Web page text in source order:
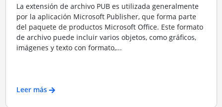
La extensión de archivo PUB es utilizada generalmente
por la aplicación Microsoft Publisher, que forma parte
del paquete de productos Microsoft Office. Este formato
de archivo puede incluir varios objetos, como gráficos,
imágenes y texto con formato,...
Leer más